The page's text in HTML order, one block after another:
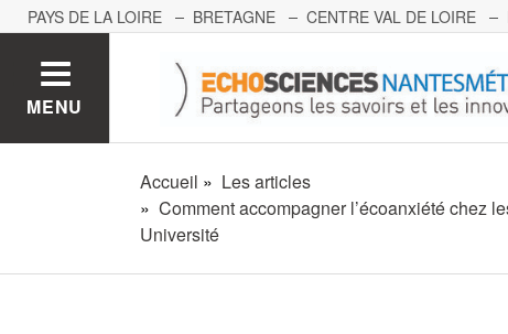
PAYS DE LA LOIRE BRETAGNE CENTRE VAL DE LOIRE
MENU
Accueil
Les articles
Comment accompagner l’écoanxiété chez
Université